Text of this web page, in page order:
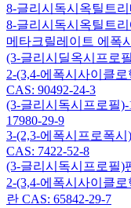
8-글리시독시옥틸트
8-글리시독시옥틸트
메타크릴레이트 에폭
(3-글리시딜옥시프로
2-(3,4-에폭시사이클
CAS: 90492-24-3
(3-글리시독시프로필
17980-29-9
3-(2,3-에폭시프로폭
CAS: 7422-52-8
(3-글리시독시프로필)
2-(3,4-에폭시사이클
란 CAS: 65842-29-7